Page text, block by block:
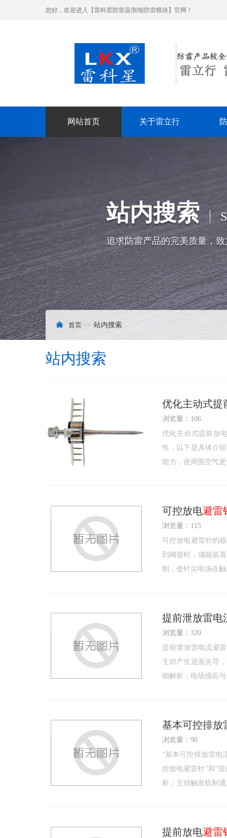
您好，欢迎进入【雷科星防雷器|智能防雷模块】官网！
网站首页 关于雷立行
站内搜索
追求防雷产品的完美质量，
首页 站内搜索
站内搜索
优化主动式提
浏览量：106
优化主动式提前放
性，以下是具体介
能力，使周围空气
可控放电避雷
浏览量：115
可控放电避雷针的
到阈值时，储能装
制，使针尖电场在
提前泄放雷电
浏览量：320
提前泄放雷电流避
主动产生迎面先导
细解析：电场感应
基本可控排放
浏览量：90
“基本可控排放雷电
控放电避雷针”和“
析：主动触发机制
提前放电避雷